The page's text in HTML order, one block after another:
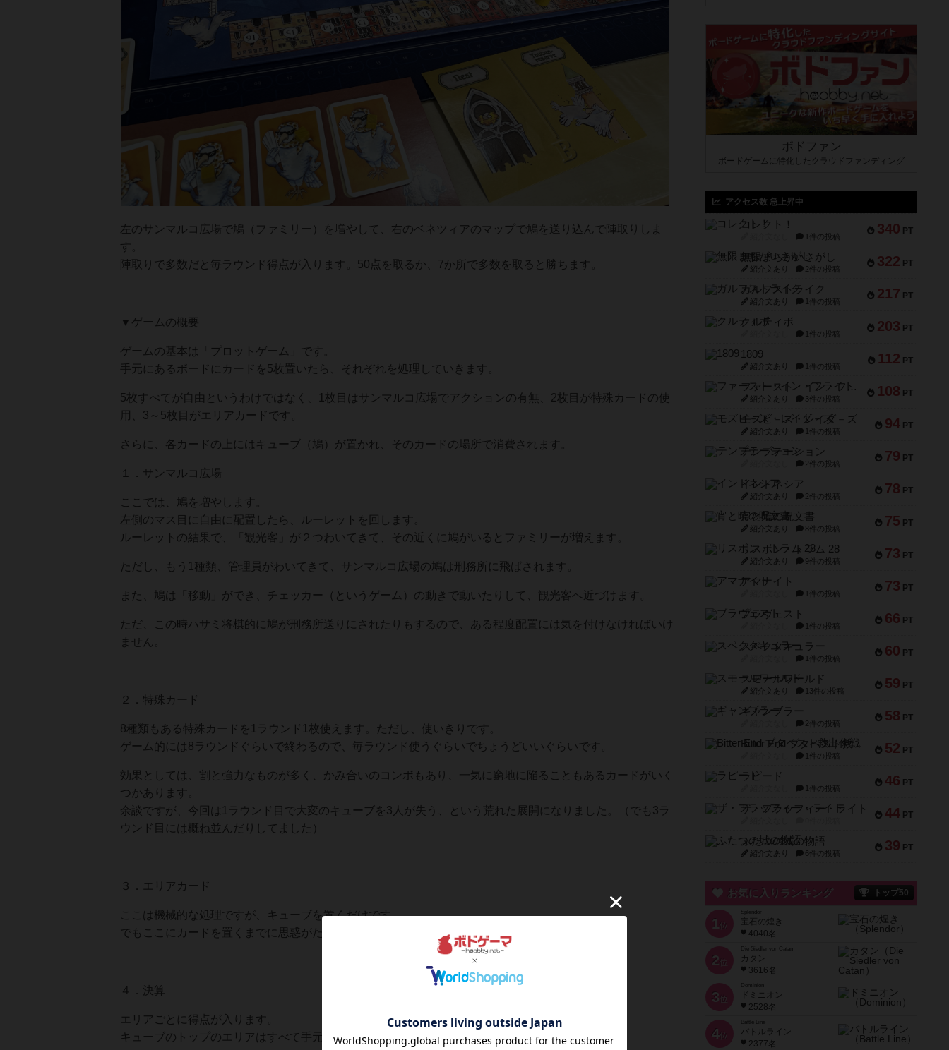
左のサンマルコ広場で鳩（ファミリー）を増やして、右のベネツィアのマップで鳩を送り込んで陣取りしま
す。
陣取りで多数だと毎ラウンド得点が入ります。50点を取るか、7か所で多数を取ると勝ちます。
▼ゲームの概要
ゲームの基本は「プロットゲーム」です。
手元にあるボードにカードを5枚置いたら、それぞれを処理していきます。
5枚すべてが自由というわけではなく、1枚目はサンマルコ広場でアクションの有無、2枚目が特殊カードの使
用、3～5枚目がエリアカードです。
さらに、各カードの上にはキューブ（鳩）が置かれ、そのカードの場所で消費されます。
１．サンマルコ広場
ここでは、鳩を増やします。
左側のマス目に自由に配置したら、ルーレットを回します。
ルーレットの結果で、「観光客」が２つわいてきて、その近くに鳩がいるとファミリーが増えます。
ただし、もう1種類、管理員がわいてきて、サンマルコ広場の鳩は刑務所に飛ばされます。
また、鳩は「移動」ができ、チェッカー（というゲーム）の動きで動いたりして、観光客へ近づけます。
ただ、この時ハサミ将棋的に鳩が刑務所送りにされたりもするので、ある程度配置には気を付けなければいけ
ません。
２．特殊カード
8種類もある特殊カードを1ラウンド1枚使えます。ただし、使いきりです。
ゲーム的には8ラウンドぐらいで終わるので、毎ラウンド使うぐらいでちょうどいいぐらいです。
効果としては、割と強力なものが多く、かみ合いのコンボもあり、一気に窮地に陥ることもあるカードがいく
つかあります。
余談ですが、今回は1ラウンド目で大変のキューブを3人が失う、という荒れた展開になりました。（でも3ラ
ウンド目には概ね並んだりしてました）
３．エリアカード
ここは機械的な処理ですが、キューブを置くだけです。
でもここにカードを置くまでに思惑がたくさんあるので、それはそれ、という感じ。
４．決算
エリアごとに得点が入ります。
キューブのトップのエリアはすべて手元に返されるため、個数もすごく重要です。
ボドファン
ボードゲームに特化したクラウドファンディング
アクセス数 急上昇中
340 PT
コレクト！
1件の投稿
322 PT
無限まちがいさがし
紹介文あり 2件の投稿
217 PT
ガルフストライク
紹介文あり 1件の投稿
203 PT
クルティボ
1件の投稿
112 PT
1809
紹介文あり 1件の投稿
108 PT
ファースト・イン・フライト
紹介文あり 3件の投稿
94 PT
モズビ－ズ・レイダ－ズ
紹介文あり 1件の投稿
79 PT
テンプテーション
2件の投稿
78 PT
インドネシア
紹介文あり 2件の投稿
75 PT
宵と暁の呪文書
紹介文あり 8件の投稿
73 PT
リスボン・トラム 28
紹介文あり 9件の投稿
73 PT
アマナイト
1件の投稿
66 PT
ブラヴェスト
1件の投稿
60 PT
スペクタキュラー
1件の投稿
59 PT
スモールワールド
紹介文あり 13件の投稿
58 PT
ギャンブラー
2件の投稿
52 PT
Bitter End ブタペスト救出作戦
1件の投稿
46 PT
ラピード
1件の投稿
44 PT
ザ・フラッフィー・ライト
39 PT
ふたつの城の物語
紹介文あり 6件の投稿
お気に入りランキング トップ50
1 位
宝石の煌き
4040名
2 位
Die Siedler von Catan
カタン
3616名
3 位
ドミニオン
2528名
4位
Battle Line
バトルライン
2377名